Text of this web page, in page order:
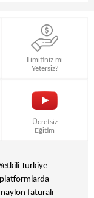
Limitiniz mi
Yetersiz?
Ücretsiz
Eğitim
Türkiye
platformlarda
faturalı